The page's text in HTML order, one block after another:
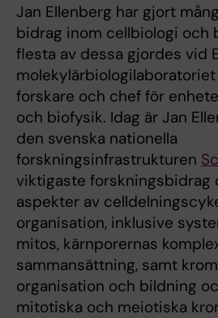
Jan Ellenberg har gjort
bidrag inom cellbiologi och
flesta av dessa gjordes vid
molekylärbiologilaboratoriet
forskare och chef för
och biofysik. Idag är Jan
den svenska nationella
forskningsinfrastrukturen
viktigaste forskningsbidrag
aspekter av
organisation, inklusive
mitos, kärnporernas
sammansättning, samt
organisation och bildning
mitotiska och meiotiska